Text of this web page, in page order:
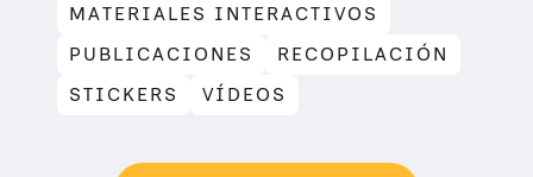
MATERIALES INTERACTIVOS
PUBLICACIONES
RECOPILACIÓN
STICKERS
VÍDEOS